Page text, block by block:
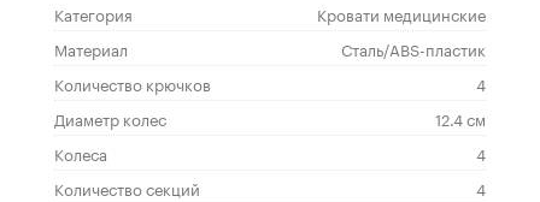
Категория
Кровати медицинские
Материал
Сталь/ABS-пластик
Количество крючков
4
Диаметр колес
12.4 см
Колеса
4
Количество секций
4